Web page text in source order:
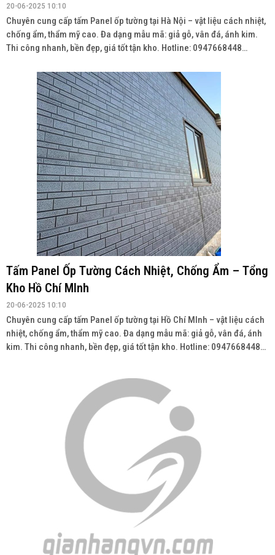
20-06-2025 10:10
Chuyên cung cấp tấm Panel ốp tường tại Hà Nội – vật liệu cách nhiệt,
chống ẩm, thẩm mỹ cao. Đa dạng mẫu mã: giả gỗ, vân đá, ánh kim.
Thi công nhanh, bền đẹp, giá tốt tận kho. Hotline: 0947668448
Tấm Panel Ốp Tường Cách Nhiệt, Chống Ẩm – Tổng
Kho Hồ Chí MInh
20-06-2025 10:10
Chuyên cung cấp tấm Panel ốp tường tại Hồ Chí MInh – vật liệu cách
nhiệt, chống ẩm, thẩm mỹ cao. Đa dạng mẫu mã: giả gỗ, vân đá, ánh
kim. Thi công nhanh, bền đẹp, giá tốt tận kho. Hotline: 0947668448